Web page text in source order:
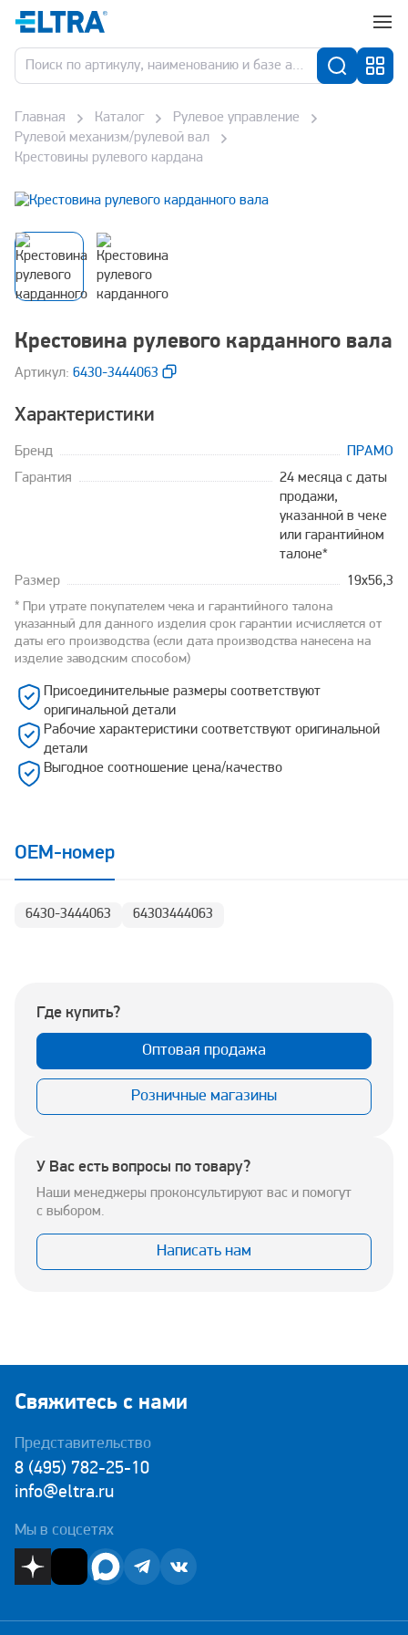
Главная Каталог
Рулевое управление
Рулевой механизм/рулевой вал
Крестовины рулевого кардана
Крестовина рулевого карданного вала
Aртикул: 6430-3444063
Характеристики
Бренд
ПРАМО
Гарантия
24 месяца с даты
продажи,
указанной в чеке
или гарантийном
талоне*
Размер
19x56,3
* При утрате покупателем чека и гарантийного талона
указанный для данного изделия срок гарантии исчисляется от
даты его производства (если дата производства нанесена на
изделие заводским способом)
Присоединительные размеры соответствуют
оригинальной детали
Рабочие характеристики соответствуют оригинальной
детали
Выгодное соотношение цена/качество
OEM-номер
6430-3444063 64303444063
Где купить?
Оптовая продажа
Розничные магазины
У Вас есть вопросы по товару?
Наши менеджеры проконсультируют вас и помогут
с выбором.
Написать нам
Свяжитесь с нами
Представительство
8 (495) 782-25-10
info@eltra.ru
Мы в соцсетях